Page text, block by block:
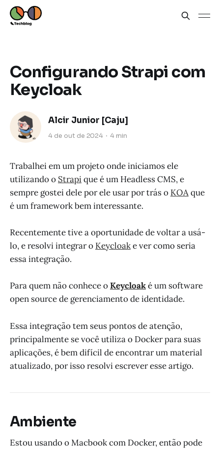
Configurando Strapi com
Keycloak
Alcir Junior [Caju]
4 de out de 2024 4 min
Trabalhei em um projeto onde iniciamos ele
utilizando o Strapique é um Headless CMS, e
sempre gostei dele por ele usar por trás o KOAque
é um framework bem interessante.
Recentemente tive a oportunidade de voltar a usá-
lo, e resolvi integrar o Keycloake ver como seria
essa integração.
Para quem não conhece oKeycloaké um software
open source de gerenciamento de identidade.
Essa integração tem seus pontos de atenção,
principalmente se você utiliza o Docker para suas
aplicações, é bem difícil de encontrar um material
atualizado, por isso resolvi escrever esse artigo.
Ambiente
Estou usando o Macbook com Docker, então pode